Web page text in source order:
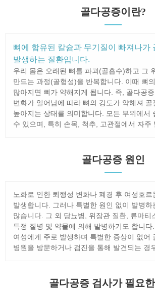
골다공증이란?
뼈에 함유된 칼슘과 무기질이 빠져나가
발생하는 질환입니다.
우리 몸은 오래된 뼈를 파괴(골흡수)하고 그
만드는 과정(골형성)을 반복합니다. 이때 뼈
많아지면 뼈가 약해지게 됩니다. 즉, 골다공
변화가 일어남에 따라 뼈의 강도가 약해져 골
높아지는 상태를 의미합니다. 모든 부위에서
수 있으며, 특히 손목, 척추, 고관절에서 자주
골다공증 원인
노화로 인한 퇴행성 변화나 폐경 후 여성호르
발생합니다. 그러나 특별한 원인 없이 발병하
많습니다. 그 외 당뇨병, 위장관 질환, 류마티
특정 질병 및 약물에 의해 발병하기도 합니다
여성에게 주로 발생하며 특별한 증상이 없어
병원을 방문하거나 검진을 통해 발견되는 경
골다공증 검사가 필요